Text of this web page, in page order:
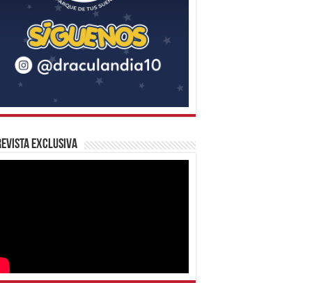
Exclusiva